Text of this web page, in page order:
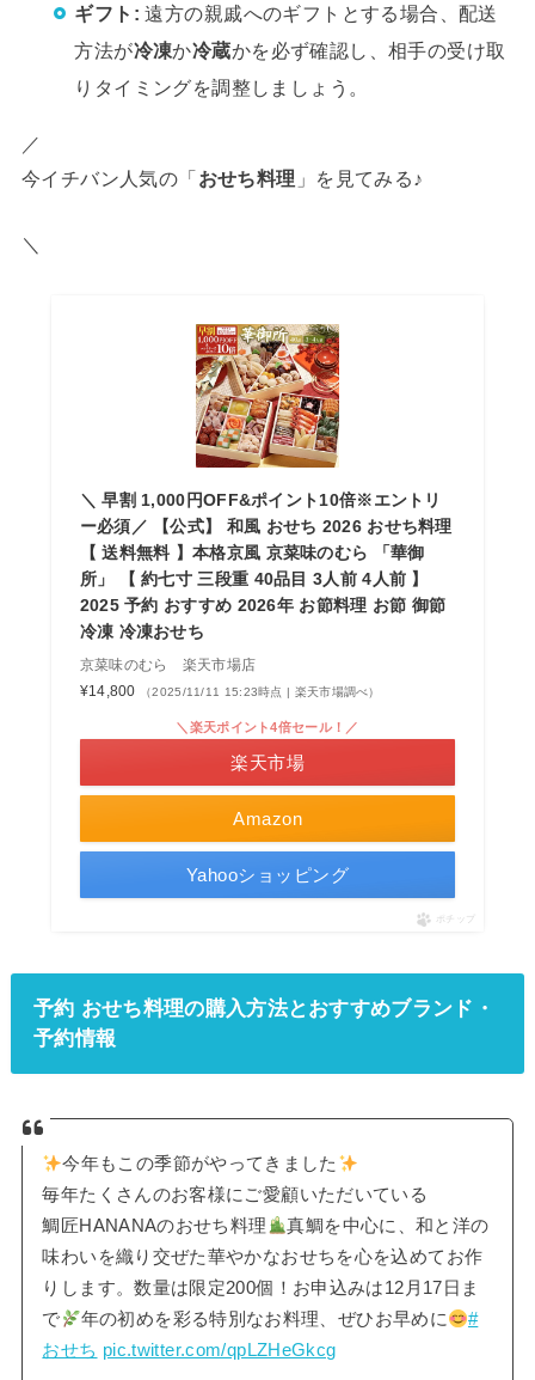
ギフト: 遠方の親戚へのギフトとする場合、配送
方法が冷凍か冷蔵かを必ず確認し、相手の受け取
りタイミングを調整しましょう。
／
今イチバン人気の「おせち料理 」を見てみる♪
＼
＼ 早割 1,000円OFF&ポイント10倍※エントリ
ー必須／ 【公式】 和風 おせち 2026 おせち料理
【 送料無料 】本格京風 京菜味のむら 「華御
所」 【 約七寸 三段重 40品目 3人前 4人前 】
2025 予約 おすすめ 2026年 お節料理 お節 御節
冷凍 冷凍おせち
京菜味のむら 楽天市場店
¥14,800
（2025/11/11 15:23時点 | 楽天市場調べ）
Amazon
＼楽天ポイント4倍セール！／
楽天市場
Yahooショッピング
ポチップ
予約 おせち料理の購入方法とおすすめブランド・
予約情報
今年もこの季節がやってきました
毎年たくさんのお客様にご愛顧いただいている
鯛匠HANANAのおせち料理
真鯛を中心に、和と洋の
味わいを織り交ぜた華やかなおせちを心を込めてお作
りします。数量は限定200個！お申込みは12月17日ま
で
年の初めを彩る特別なお料理、ぜひお早めに
#
おせち pic.twitter.com/qpLZHeGkcg